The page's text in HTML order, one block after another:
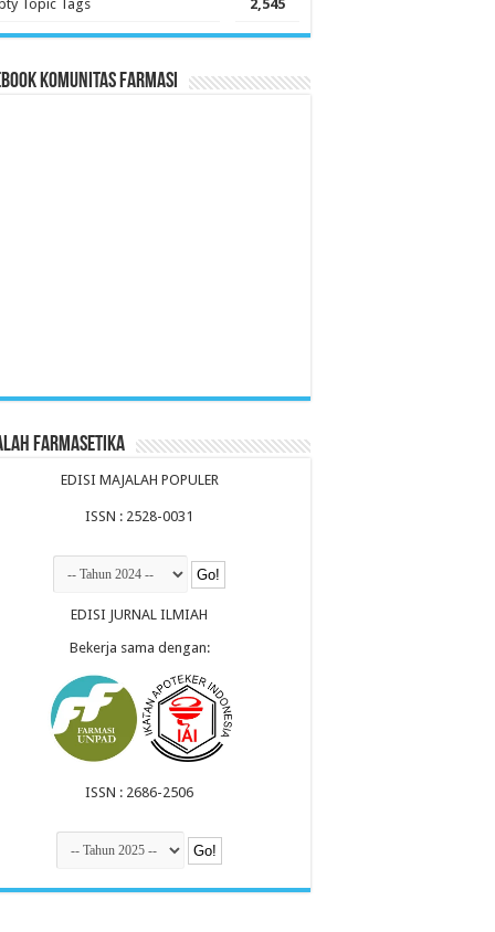
Topic Tags 2,545
Komunitas Farmasi
Farmasetika
EDISI MAJALAH POPULER
ISSN : 2528-0031
EDISI JURNAL ILMIAH
Bekerja sama dengan:
ISSN : 2686-2506